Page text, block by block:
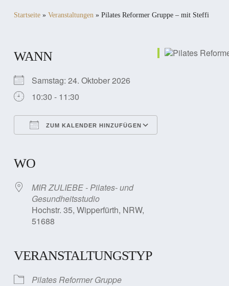
Startseite» Veranstaltungen» Pilates Reformer Gruppe – mit Steffi
WANN
Samstag: 24. Oktober 2026
10:30 - 11:30
ZUM KALENDER HINZUFÜGEN
WO
MIR ZULIEBE - Pilates- und
Gesundheitsstudio
Hochstr. 35, Wipperfürth, NRW,
51688
VERANSTALTUNGSTYP
Pilates Reformer Gruppe